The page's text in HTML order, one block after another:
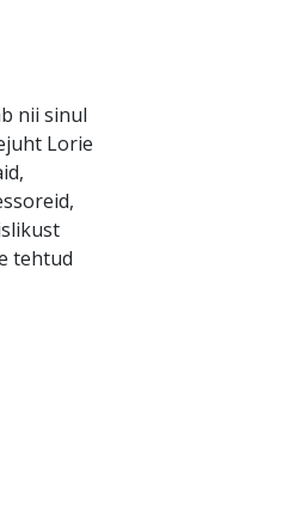
nii sinul
Lorie
tehtud